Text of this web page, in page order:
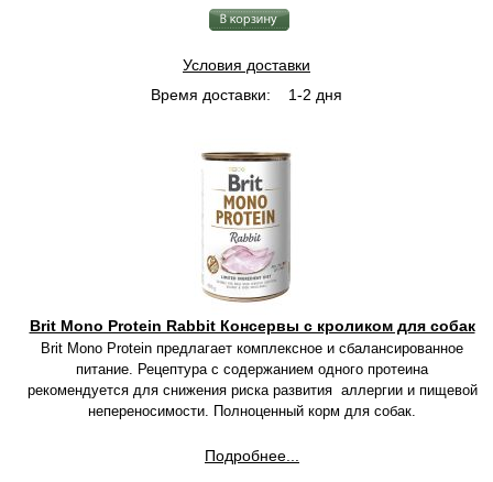
Условия доставки
Время доставки:
1-2 дня
Brit Mono Protein Rabbit Консервы с кроликом для собак
Brit Mono Protein предлагает комплексное и сбалансированное
питание. Рецептура с содержанием одного протеина
рекомендуется для снижения риска развития аллергии и пищевой
непереносимости. Полноценный корм для собак.
Подробнее...